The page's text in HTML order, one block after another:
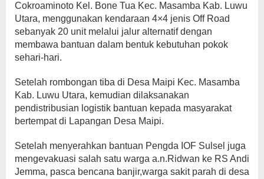
Cokroaminoto Kel. Bone Tua Kec. Masamba Kab. Luwu
Utara, menggunakan kendaraan 4×4 jenis Off Road
sebanyak 20 unit melalui jalur alternatif dengan
membawa bantuan dalam bentuk kebutuhan pokok
sehari-hari.
Setelah rombongan tiba di Desa Maipi Kec. Masamba
Kab. Luwu Utara, kemudian dilaksanakan
pendistribusian logistik bantuan kepada masyarakat
bertempat di Lapangan Desa Maipi.
Setelah menyerahkan bantuan Pengda IOF Sulsel juga
mengevakuasi salah satu warga a.n.Ridwan ke RS Andi
Jemma, pasca bencana banjir,warga sakit parah di desa